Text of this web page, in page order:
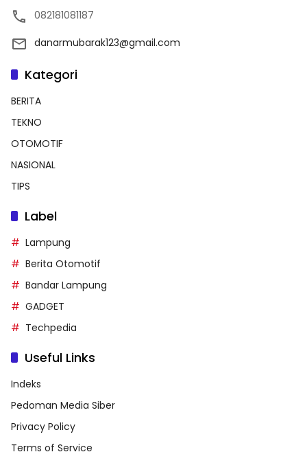
082181081187
danarmubarak123@gmail.com
Kategori
BERITA
TEKNO
OTOMOTIF
NASIONAL
TIPS
Label
Lampung
Berita Otomotif
Bandar Lampung
GADGET
Techpedia
Useful Links
Indeks
Pedoman Media Siber
Privacy Policy
Terms of Service